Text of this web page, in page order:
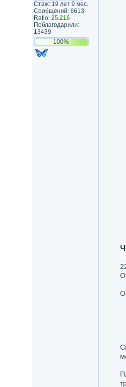
Стаж: 19 лет 9 мес.
Сообщений: 6613
Ratio: 25.216
Поблагодарили:
13439
100%